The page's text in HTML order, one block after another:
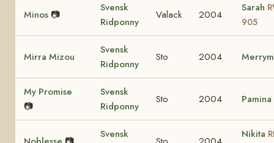
Minos 📷
Svensk
Ridponny
Valack 2004
Sarah
905
Mirra Mizou
Svensk
Ridponny
Sto 2004
My Promise
📷
Svensk
Ridponny
Sto 2004 Pamina
Svensk
Nikita